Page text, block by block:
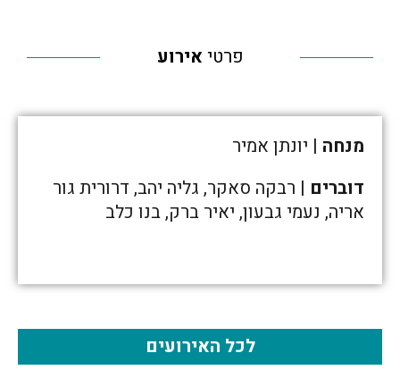
פרטי אירוע
מנחה | יונתן אמיר
דוברים | רבקה סאקר, גליה יהב, דרורית גור
אריה, נעמי גבעון, יאיר ברק, בנו כלב
לכל האירועים